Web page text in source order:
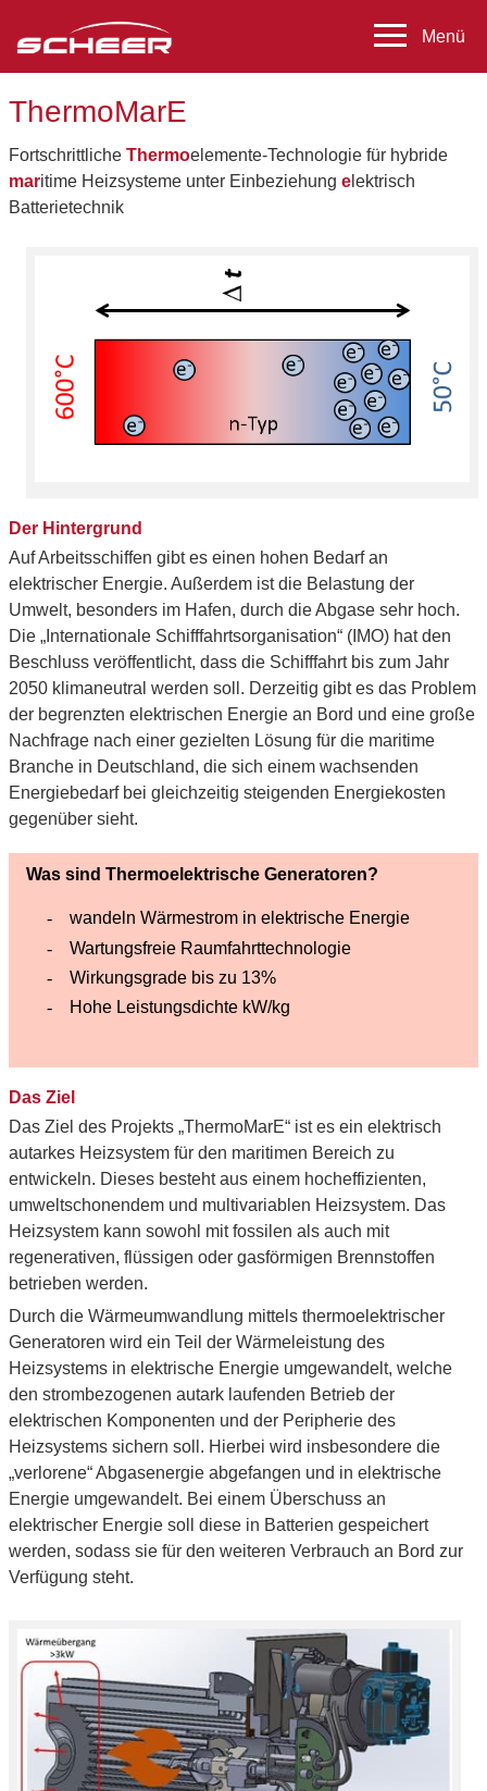
ThermoMarE
Fortschrittliche Thermoelemente-Technologie für hybride
maritime Heizsysteme unter Einbeziehung e lektrisch
Batterietechnik
Der Hintergrund
Auf Arbeitsschiffen gibt es einen hohen Bedarf an
elektrischer Energie. Außerdem ist die Belastung der
Umwelt, besonders im Hafen, durch die Abgase sehr hoch.
Die „Internationale Schifffahrtsorganisation“ (IMO) hat den
Beschluss veröffentlicht, dass die Schifffahrt bis zum Jahr
2050 klimaneutral werden soll. Derzeitig gibt es das Problem
der begrenzten elektrischen Energie an Bord und eine große
Nachfrage nach einer gezielten Lösung für die maritime
Branche in Deutschland, die sich einem wachsenden
Energiebedarf bei gleichzeitig steigenden Energiekosten
gegenüber sieht.
Was sind Thermoelektrische Generatoren?
wandeln Wärmestrom in elektrische Energie
Wartungsfreie Raumfahrttechnologie
Wirkungsgrade bis zu 13%
Hohe Leistungsdichte kW/kg
Das Ziel
Das Ziel des Projekts „ThermoMarE“ ist es ein elektrisch
autarkes Heizsystem für den maritimen Bereich zu
entwickeln. Dieses besteht aus einem hocheffizienten,
umweltschonendem und multivariablen Heizsystem. Das
Heizsystem kann sowohl mit fossilen als auch mit
regenerativen, flüssigen oder gasförmigen Brennstoffen
betrieben werden.
Durch die Wärmeumwandlung mittels thermoelektrischer
Generatoren wird ein Teil der Wärmeleistung des
Heizsystems in elektrische Energie umgewandelt, welche
den strombezogenen autark laufenden Betrieb der
elektrischen Komponenten und der Peripherie des
Heizsystems sichern soll. Hierbei wird insbesondere die
„verlorene“ Abgasenergie abgefangen und in elektrische
Energie umgewandelt. Bei einem Überschuss an
elektrischer Energie soll diese in Batterien gespeichert
werden, sodass sie für den weiteren Verbrauch an Bord zur
Verfügung steht.